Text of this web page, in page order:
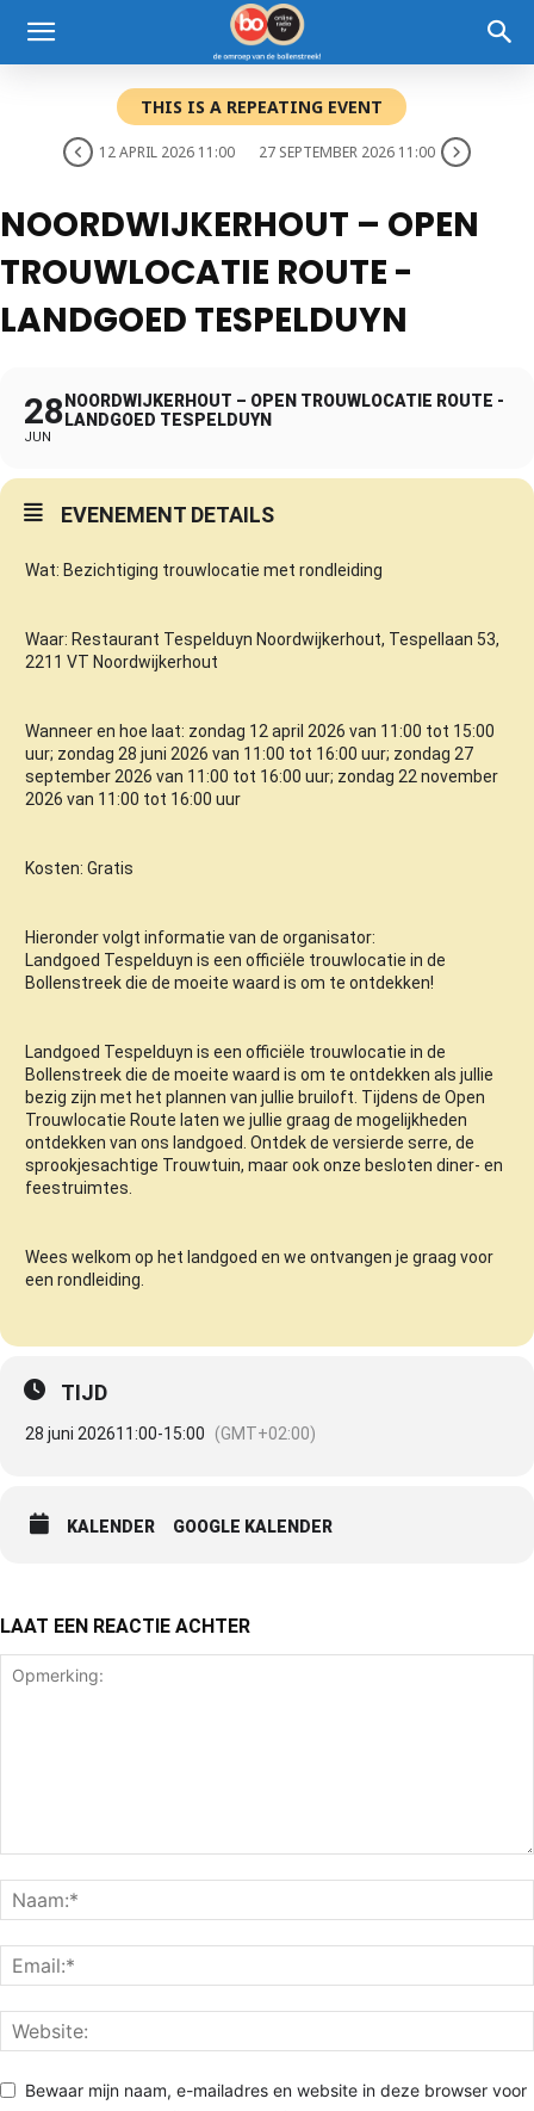
THIS IS A REPEATING EVENT
12 APRIL 2026 11:00 27 SEPTEMBER 2026 11:00
NOORDWIJKERHOUT – OPEN
TROUWLOCATIE ROUTE -
LANDGOED TESPELDUYN
28
JUN
NOORDWIJKERHOUT – OPEN TROUWLOCATIE ROUTE -
LANDGOED TESPELDUYN
EVENEMENT DETAILS
Wat: Bezichtiging trouwlocatie met rondleiding
Waar: Restaurant Tespelduyn Noordwijkerhout, Tespellaan 53,
2211 VT Noordwijkerhout
Wanneer en hoe laat: zondag 12 april 2026 van 11:00 tot 15:00
uur; zondag 28 juni 2026 van 11:00 tot 16:00 uur; zondag 27
september 2026 van 11:00 tot 16:00 uur; zondag 22 november
2026 van 11:00 tot 16:00 uur
Kosten: Gratis
Hieronder volgt informatie van de organisator:
Landgoed Tespelduyn is een officiële trouwlocatie in de
Bollenstreek die de moeite waard is om te ontdekken!
Landgoed Tespelduyn is een officiële trouwlocatie in de
Bollenstreek die de moeite waard is om te ontdekken als jullie
bezig zijn met het plannen van jullie bruiloft. Tijdens de Open
Trouwlocatie Route laten we jullie graag de mogelijkheden
ontdekken van ons landgoed. Ontdek de versierde serre, de
sprookjesachtige Trouwtuin, maar ook onze besloten diner- en
feestruimtes.
Wees welkom op het landgoed en we ontvangen je graag voor
een rondleiding.
TIJD
28 juni 202611:00-15:00 (GMT+02:00)
KALENDER GOOGLE KALENDER
LAAT EEN REACTIE ACHTER
Bewaar mijn naam, e-mailadres en website in deze browser voor